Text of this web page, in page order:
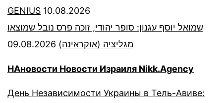
GENIUS 10.08.2026
שמואל יוסף עגנון: סופר יהודי, זוכה פרס נובל שמוצאו
מגליציה (אוקראינה) 09.08.2026
НАновости Новости Израиля Nikk.Agency
День Независимости Украины в Тель-Авиве: